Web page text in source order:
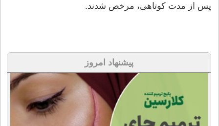
پس از مدت کوتاهی، مرخص شدند.
پیشنهاد امروز